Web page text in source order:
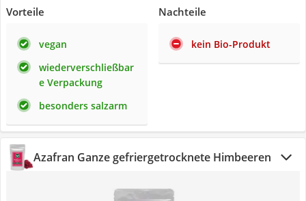
Vorteile
vegan
wiederverschließbar
e Verpackung
besonders salzarm
Nachteile
kein Bio-Produkt
Azafran Ganze gefriergetrocknete Himbeeren